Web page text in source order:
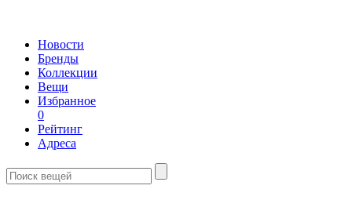
Новости
Бренды
Коллекции
Вещи
Избранное
0
Рейтинг
Адреса